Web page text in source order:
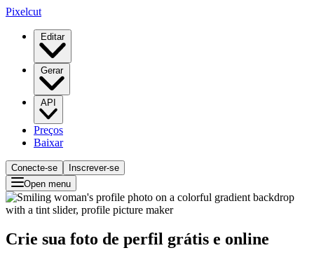
Pixelcut
Editar
Gerar
API
Preços
Baixar
Conecte-se
Inscrever-se
Open menu
Crie sua foto de perfil grátis e online